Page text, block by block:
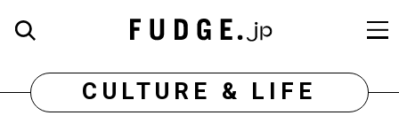
CULTURE & LIFE